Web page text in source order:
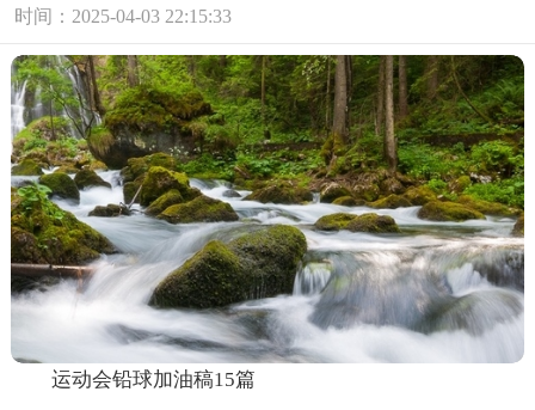
时间：2025-04-03 22:15:33
运动会铅球加油稿15篇